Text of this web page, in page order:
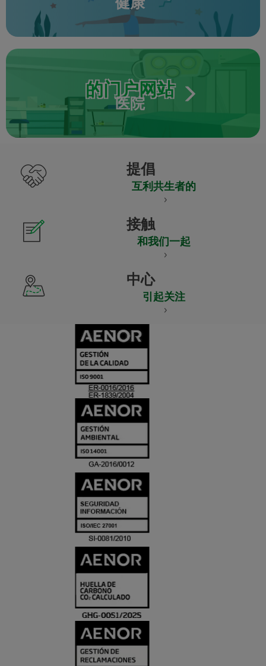
的门户网站
医院
提倡
互利共生者的
接触
和我们一起
中心
引起关注